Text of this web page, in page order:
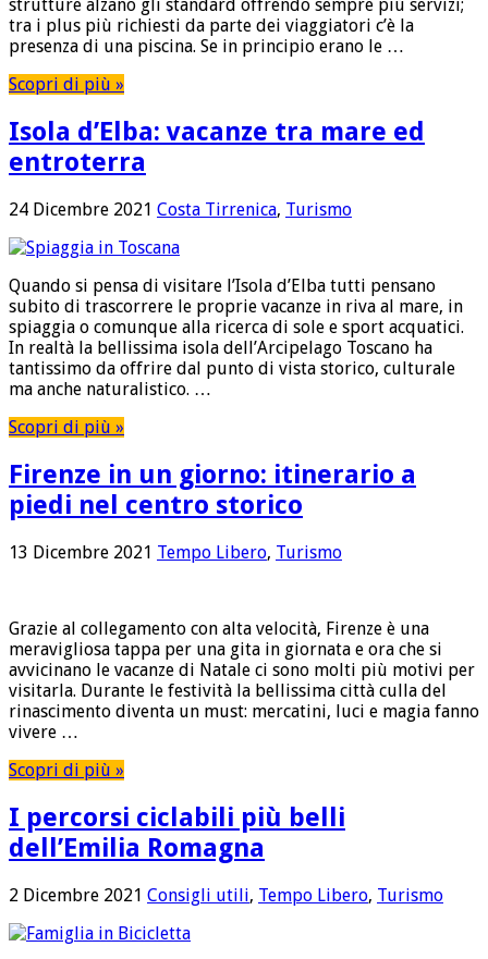
strutture alzano gli standard offrendo sempre più servizi;
tra i plus più richiesti da parte dei viaggiatori c’è la
presenza di una piscina. Se in principio erano le …
Scopri di più »
Isola d’Elba: vacanze tra mare ed
entroterra
24 Dicembre 2021 Costa Tirrenica, Turismo
Quando si pensa di visitare l’Isola d’Elba tutti pensano
subito di trascorrere le proprie vacanze in riva al mare, in
spiaggia o comunque alla ricerca di sole e sport acquatici.
In realtà la bellissima isola dell’Arcipelago Toscano ha
tantissimo da offrire dal punto di vista storico, culturale
ma anche naturalistico. …
Scopri di più »
Firenze in un giorno: itinerario a
piedi nel centro storico
13 Dicembre 2021 Tempo Libero, Turismo
Grazie al collegamento con alta velocità, Firenze è una
meravigliosa tappa per una gita in giornata e ora che si
avvicinano le vacanze di Natale ci sono molti più motivi per
visitarla. Durante le festività la bellissima città culla del
rinascimento diventa un must: mercatini, luci e magia fanno
vivere …
Scopri di più »
I percorsi ciclabili più belli
dell’Emilia Romagna
2 Dicembre 2021 Consigli utili, Tempo Libero, Turismo